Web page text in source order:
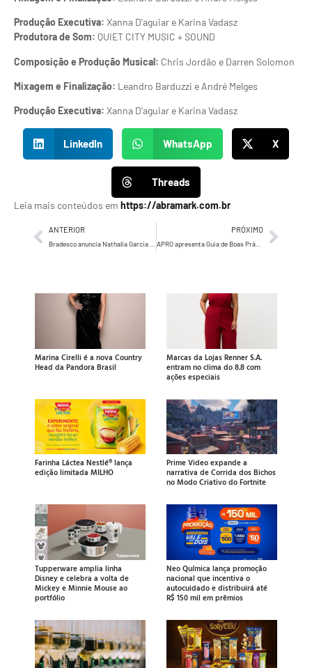
Produção Executiva: Xanna D’aguiar e Karina Vadasz
Produtora de Som: QUIET CITY MUSIC + SOUND
Composição e Produção Musical: Chris Jordão e Darren Solomon
Mixagem e Finalização: Leandro Barduzzi e André Melges
Produção Executiva: Xanna D’aguiar e Karina Vadasz
LinkedIn WhatsApp X
Threads
Leia mais conteúdos em https://abramark.com.br
ANTERIOR PRÓXIMO
APRO apresenta Guia de Boas Práticas para Concorrências Audiovisuais
Marina Cirelli é a nova Country
Head da Pandora Brasil
Marcas da Lojas Renner S.A.
entram no clima do 8.8 com
ações especiais
Farinha Láctea Nestlé® lança
edição limitada MILHO
Prime Video expande a
narrativa de Corrida dos Bichos
no Modo Criativo do Fortnite
Tupperware amplia linha
Disney e celebra a volta de
Mickey e Minnie Mouse ao
portfólio
Neo Química lança promoção
nacional que incentiva o
autocuidado e distribuirá até
R$ 150 mil em prêmios